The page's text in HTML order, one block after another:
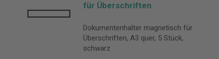
für Überschriften
Dokumentenhalter magnetisch für
Überschriften, A3 quer, 5 Stück,
schwarz